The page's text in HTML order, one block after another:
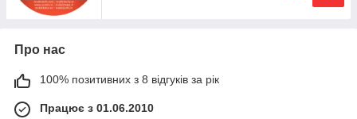
Про нас
100% позитивних з 8 відгуків за рік
Працює з 01.06.2010